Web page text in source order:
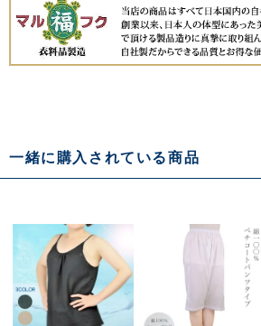
一緒に購入されている商品